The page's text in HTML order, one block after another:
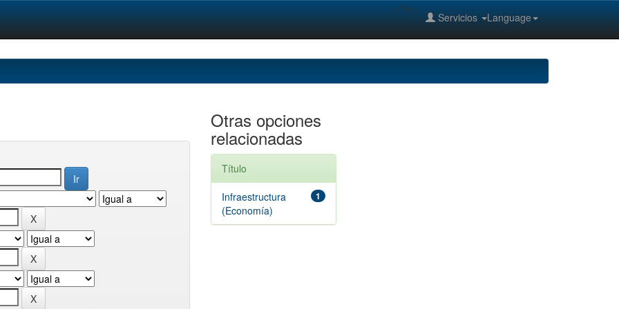
Language
Servicios
--%>
Otras opciones
relacionadas
Título
1
Infraestructura
(Economía)